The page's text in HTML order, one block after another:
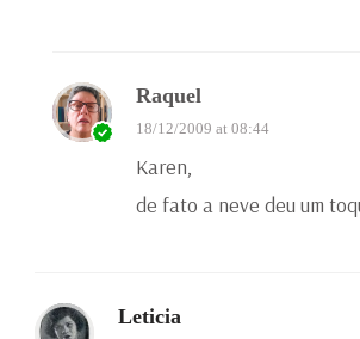
Raquel
18/12/2009 at 08:44
Karen,
de fato a neve deu um
Leticia